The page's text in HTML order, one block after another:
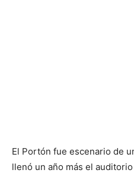
El Portón fue escenario de
llenó un año más el